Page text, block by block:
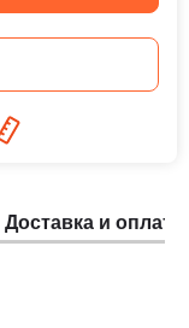
Доставка и оплата